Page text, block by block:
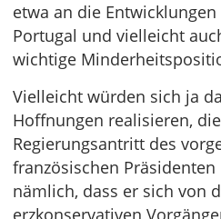
etwa an die
Portugal und vielleicht
wichtige
Vielleicht würden sich ja
Hoffnungen realisieren,
Regierungsantritt des
französischen Präsidenten
nämlich, dass er sich von
erzkonservativen